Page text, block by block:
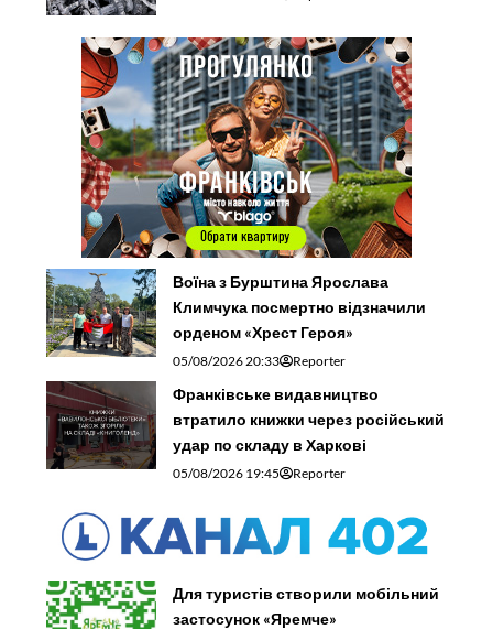
Воїна з Бурштина Ярослава
Климчука посмертно відзначили
орденом «Хрест Героя»
05/08/2026 20:33 Reporter
Франківське видавництво
втратило книжки через російський
удар по складу в Харкові
05/08/2026 19:45 Reporter
Для туристів створили мобільний
застосунок «Яремче»